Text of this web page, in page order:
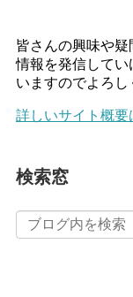
皆さんの興味や
情報を発信してい
いますのでよろし
詳しいサイト概要
検索窓